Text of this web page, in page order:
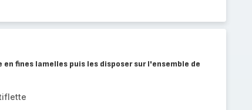
fines lamelles puis les disposer sur l'ensemble de